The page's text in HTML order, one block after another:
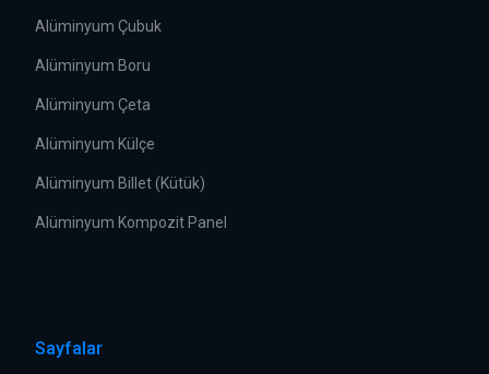
Alüminyum Çubuk
Alüminyum Boru
Alüminyum Çeta
Alüminyum Külçe
Alüminyum Billet (Kütük)
Alüminyum Kompozit Panel
Sayfalar